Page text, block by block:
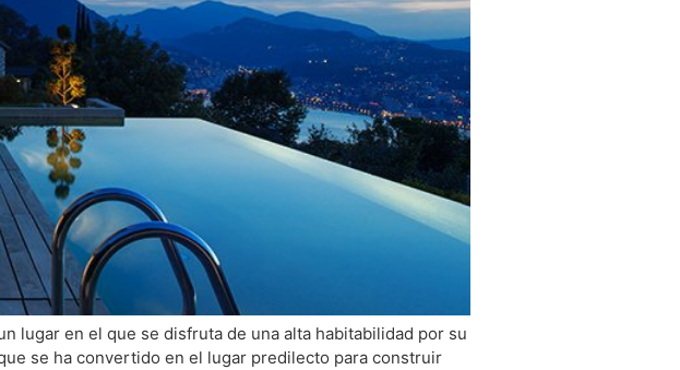
lugar en el que se disfruta de una alta habitabilidad por su
se ha convertido en el lugar predilecto para construir